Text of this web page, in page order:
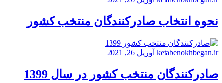
نحوه انتخاب صادرکنندگان منتخب کشور
ketabenokhbegan.ir آوریل 26, 2021
صادرکنندگان منتخب کشور در سال 1399